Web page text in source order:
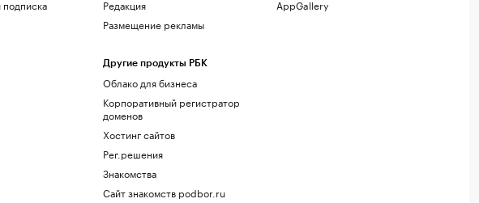
подписка
Редакция
Размещение рекламы
Другие продукты РБК
Облако для бизнеса
Корпоративный регистратор
доменов
Хостинг сайтов
Рег.решения
Знакомства
Сайт знакомств podbor.ru
AppGallery